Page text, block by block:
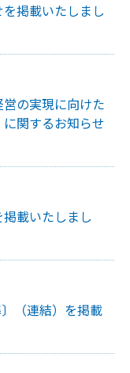
掲載いたしまし
営の実現に向けた
関するお知らせ
載いたしまし
（連結）を掲載